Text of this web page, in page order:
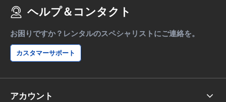
ヘルプ＆コンタクト
お困りですか？レンタルのスペシャリストにご連絡を。
カスタマーサポート
アカウント